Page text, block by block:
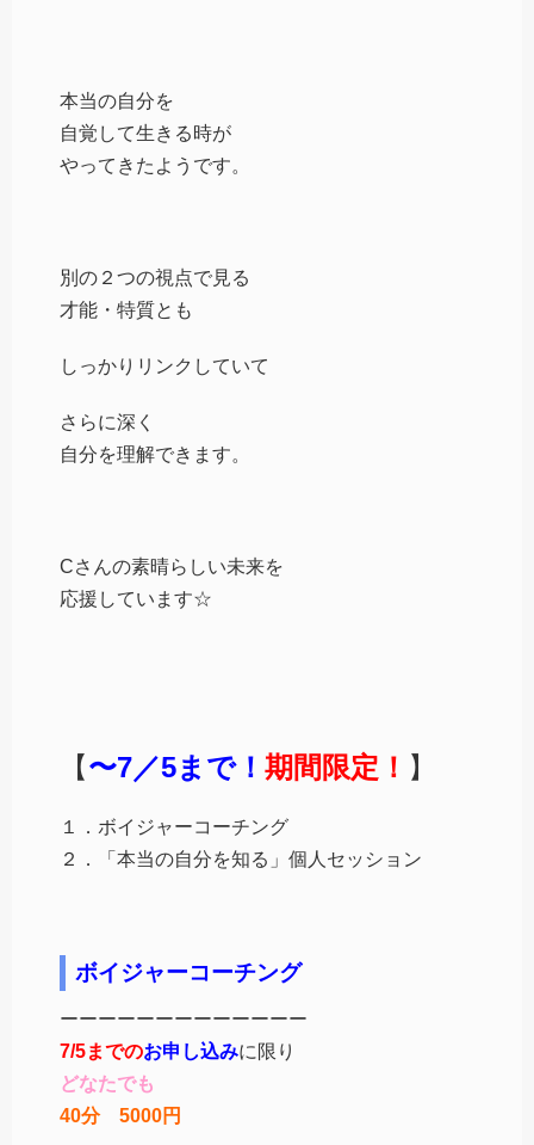
本当の自分を
自覚して生きる時が
やってきたようです。
別の２つの視点で見る
才能・特質とも
しっかりリンクしていて
さらに深く
自分を理解できます。
Cさんの素晴らしい未来を
応援しています☆
【〜7／5まで！ 期間限定！ 】
１．ボイジャーコーチング
２．「本当の自分を知る」個人セッション
ボイジャーコーチング
ーーーーーーーーーーーーー
7/5までのお申し込みに限り
どなたでも
40分 5000円